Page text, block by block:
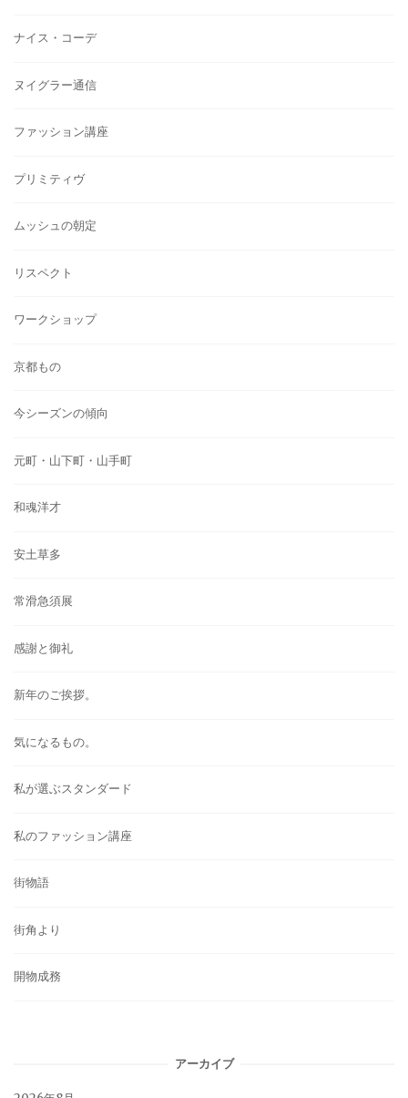
ナイス・コーデ
ヌイグラー通信
ファッション講座
プリミティヴ
ムッシュの朝定
リスペクト
ワークショップ
京都もの
今シーズンの傾向
元町・山下町・山手町
和魂洋才
安土草多
常滑急須展
感謝と御礼
新年のご挨拶。
気になるもの。
私が選ぶスタンダード
私のファッション講座
街物語
街角より
開物成務
アーカイブ